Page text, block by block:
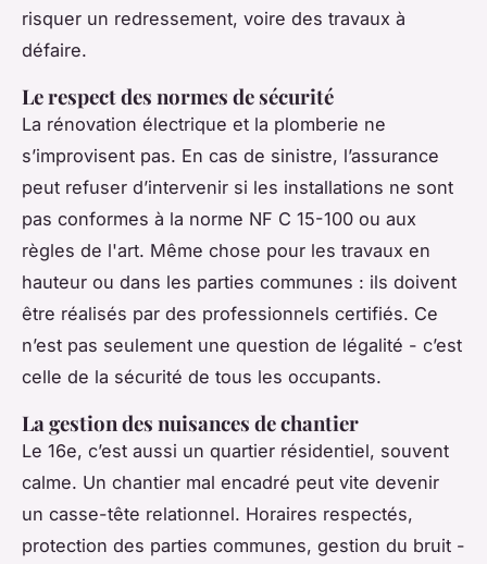
risquer un redressement, voire des travaux à
défaire.
Le respect des normes de sécurité
La rénovation électrique et la plomberie ne
s’improvisent pas. En cas de sinistre, l’assurance
peut refuser d’intervenir si les installations ne sont
pas conformes à la norme NF C 15-100 ou aux
règles de l'art. Même chose pour les travaux en
hauteur ou dans les parties communes : ils doivent
être réalisés par des professionnels certifiés. Ce
n’est pas seulement une question de légalité - c’est
celle de la sécurité de tous les occupants.
La gestion des nuisances de chantier
Le 16e, c’est aussi un quartier résidentiel, souvent
calme. Un chantier mal encadré peut vite devenir
un casse-tête relationnel. Horaires respectés,
protection des parties communes, gestion du bruit -